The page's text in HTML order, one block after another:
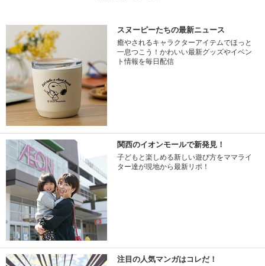
スヌーピーたちの最新ニュース
癒やされるキャラクターアイテムでほっと
一息つこう！かわいい最新グッズやイベン
ト情報を毎日配信
関西のイオンモールで新発見！
子どもと楽しめる新しい遊び方をママライ
ター達が現地から最新リポ！
注目の人気マンガはコレだ！